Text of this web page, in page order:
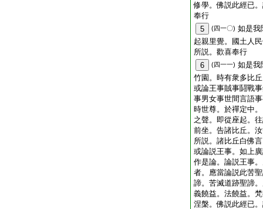
修學。佛説此經已
奉行
5
(四一〇) 如是我
起親里覺。國土人
所説。歡喜奉行
6
(四一一) 如是我
竹園。時有衆多比
或論王事賊事鬪戰
事男女事世間言語
時世尊。於禪定中
之聲。即從座起。
前坐。告諸比丘。
所説。諸比丘白佛
或論説王事。如上
作是論。論説王事
者。應當論説此苦
諦。苦滅道跡聖諦
義饒益。法饒益。
涅槃。佛説此經已